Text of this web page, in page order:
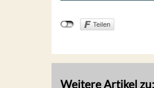
Weitere Artikel zu: